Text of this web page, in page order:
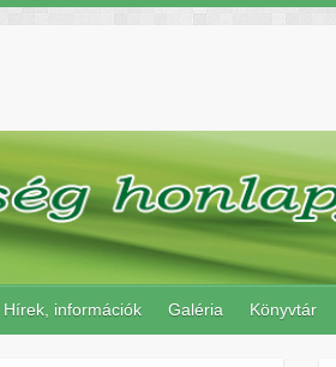
Hírek, információk Galéria Könyvtár